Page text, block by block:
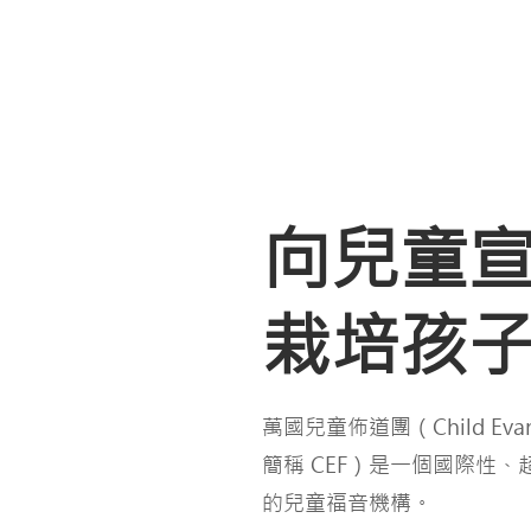
向兒童
栽培孩
萬國兒童佈道團（Child
簡稱 CEF）是一個國際性、
的兒童福音機構。